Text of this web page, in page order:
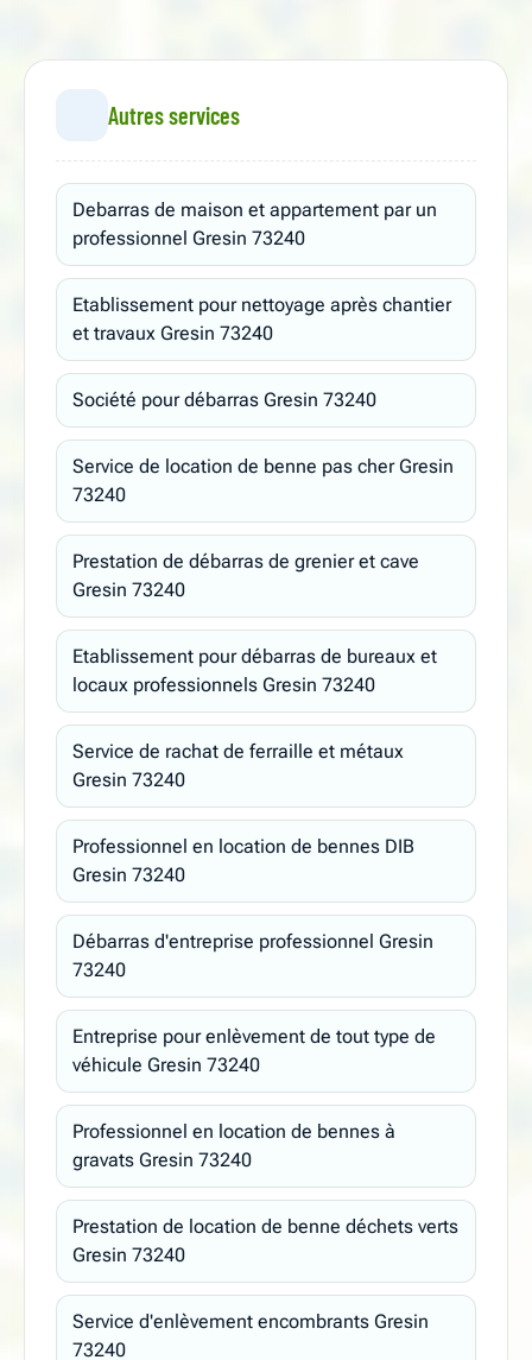
Autres services
Debarras de maison et appartement par un
professionnel Gresin 73240
Etablissement pour nettoyage après chantier
et travaux Gresin 73240
Société pour débarras Gresin 73240
Service de location de benne pas cher Gresin
73240
Prestation de débarras de grenier et cave
Gresin 73240
Etablissement pour débarras de bureaux et
locaux professionnels Gresin 73240
Service de rachat de ferraille et métaux
Gresin 73240
Professionnel en location de bennes DIB
Gresin 73240
Débarras d'entreprise professionnel Gresin
73240
Entreprise pour enlèvement de tout type de
véhicule Gresin 73240
Professionnel en location de bennes à
gravats Gresin 73240
Prestation de location de benne déchets verts
Gresin 73240
Service d'enlèvement encombrants Gresin
73240